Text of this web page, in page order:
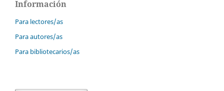
Información
Para lectores/as
Para autores/as
Para bibliotecarios/as